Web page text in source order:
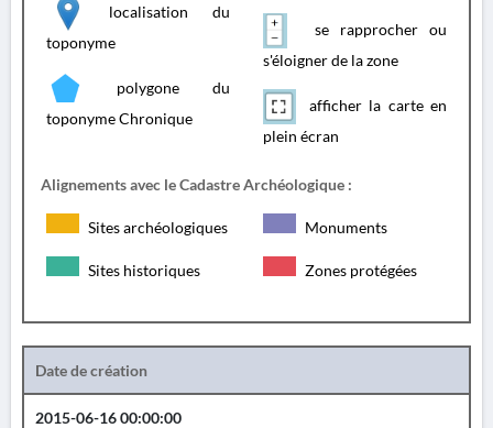
localisation du
toponyme
polygone du
toponyme Chronique
se rapprocher ou
s'éloigner de la zone
afficher la carte en
plein écran
Alignements avec le Cadastre Archéologique :
Sites archéologiques Monuments
Sites historiques Zones protégées
Date de création
2015-06-16 00:00:00